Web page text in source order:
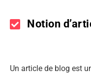
Notion
Un article de blog est